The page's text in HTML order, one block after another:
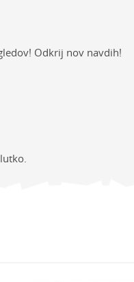
Odkrij nov navdih!